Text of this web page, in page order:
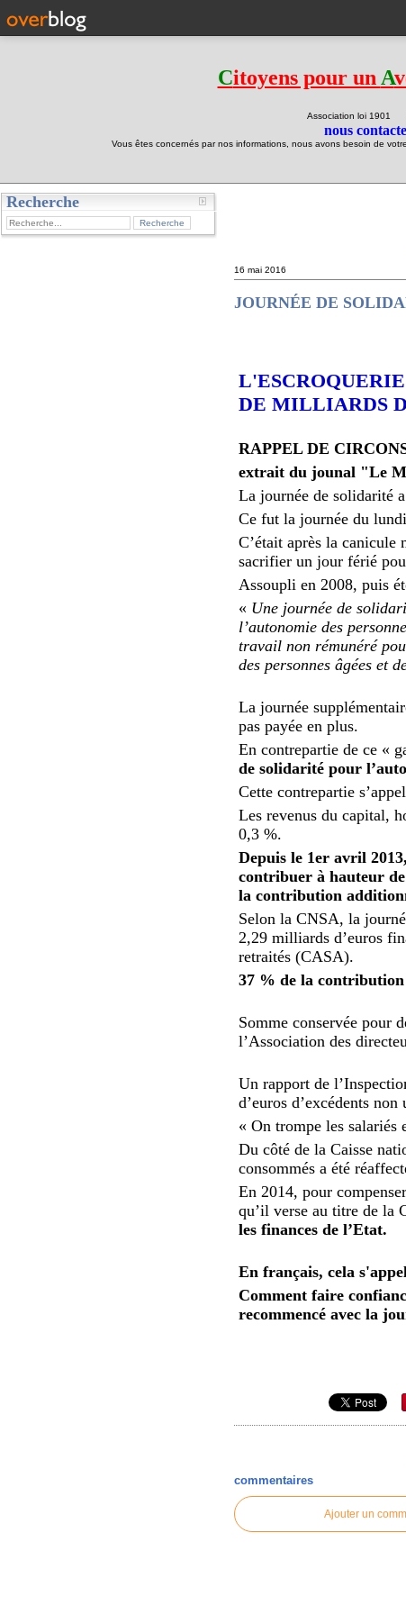
Citoyens pour un A
Association loi 1901
nous
Vous êtes concernés par nos informations, nous avons besoin de
Recherche
16 mai 2016
JOURNÉE DE
DE MILLIARDS
RAPPEL DE
extrait du jounal "Le
La journée de solidarité
Ce fut la journée du
C’était après la
sacrifier un jour férié
Assoupli en 2008, puis
« Une journée de
l’autonomie des
travail non rémunéré
des personnes âgées et
La journée
pas payée en plus.
En contrepartie de ce «
de solidarité pour
Cette contrepartie
Les revenus du capital,
0,3 %.
Depuis le 1er avril
contribuer à hauteur
la contribution
Selon la CNSA, la
2,29 milliards d’euros
retraités (CASA).
37 % de la contribution
Somme conservée pour
l’Association des
Un rapport de
d’euros d’excédents non
« On trompe les salariés
Du côté de la Caisse
consommés a été
En 2014, pour
qu’il verse au titre de la
les finances de l’Etat.
En français, cela
Comment faire
recommencé avec la
commentaires
Ajouter un